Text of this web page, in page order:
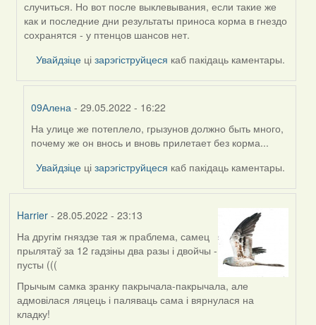
to
by
09Алена
случиться. Но вот после выклевывания, если такие же
как и последние дни результаты приноса корма в гнездо
сохранятся - у птенцов шансов нет.
Увайдзіце цізарэгіструйцеся каб пакідаць каментары.
09Алена - 29.05.2022 - 16:22
In
reply
to
ZNR
На улице же потеплело, грызунов должно быть много,
почему же он внось и вновь прилетает без корма...
Увайдзіце цізарэгіструйцеся каб пакідаць каментары.
Harrier- 28.05.2022 - 23:13
На другім гняздзе тая ж праблема, самец
прылятаў за 12 гадзіны два разы і двойчы -
пусты (((
Прычым самка зранку пакрычала-пакрычала, але
адмовілася ляцець і паляваць сама і вярнулася на
кладку!